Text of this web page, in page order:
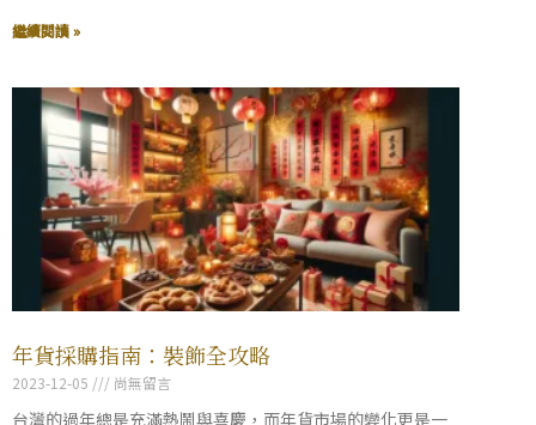
繼續閱讀 »
年貨採購指南：裝飾全攻略
2023-12-05 尚無留言
台灣的過年總是充滿熱鬧與喜慶，而年貨市場的變化更是一